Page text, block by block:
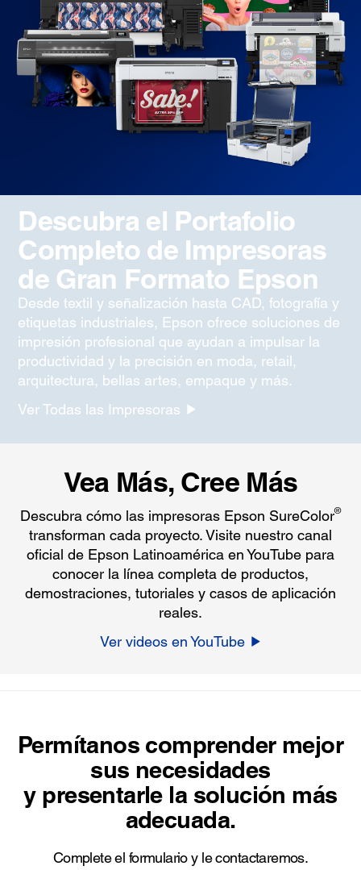
Descubra el Portafolio
Completo de Impresoras
de Gran Formato Epson
Desde textil y señalización hasta CAD, fotografía y
etiquetas industriales, Epson ofrece soluciones de
impresión profesional que ayudan a impulsar la
productividad y la precisión en moda, retail,
arquitectura, bellas artes, empaque y más.
Ver Todas las Impresoras
Vea Más, Cree Más
Descubra cómo las impresoras Epson SureColor®
transforman cada proyecto. Visite nuestro canal
oficial de Epson Latinoamérica en YouTube para
conocer la línea completa de productos,
demostraciones, tutoriales y casos de aplicación
reales.
Ver videos en YouTube
Permítanos comprender mejor
sus necesidades
y presentarle la solución más
adecuada.
Complete el formulario y le contactaremos.